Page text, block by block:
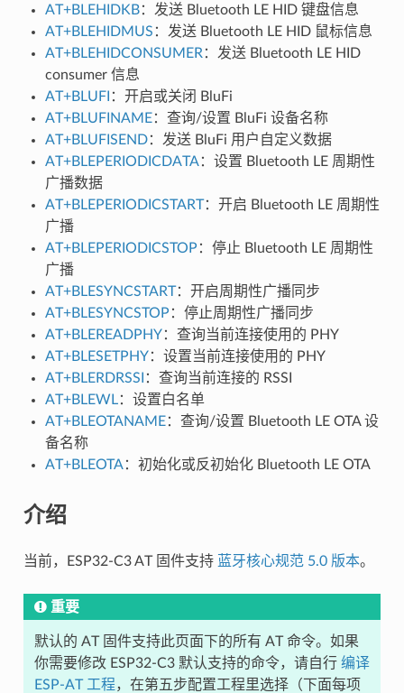
AT+BLEHIDKB：发送 Bluetooth LE HID 键盘信息
AT+BLEHIDMUS ：发送 Bluetooth LE HID 鼠标信息
AT+BLEHIDCONSUMER ：发送 Bluetooth LE HID
consumer 信息
AT+BLUFI ：开启或关闭 BluFi
AT+BLUFINAME：查询/设置 BluFi 设备名称
AT+BLUFISEND：发送 BluFi 用户自定义数据
AT+BLEPERIODICDATA：设置 Bluetooth LE 周期性
广播数据
AT+BLEPERIODICSTART：开启 Bluetooth LE 周期性
广播
AT+BLEPERIODICSTOP ：停止 Bluetooth LE 周期性
广播
AT+BLESYNCSTART：开启周期性广播同步
AT+BLESYNCSTOP ：停止周期性广播同步
AT+BLEREADPHY：查询当前连接使用的 PHY
AT+BLESETPHY：设置当前连接使用的 PHY
AT+BLERDRSSI ：查询当前连接的 RSSI
AT+BLEWL：设置白名单
AT+BLEOTANAME：查询/设置 Bluetooth LE OTA 设
备名称
AT+BLEOTA：初始化或反初始化 Bluetooth LE OTA
介绍
当前，ESP32-C3 AT 固件支持 蓝牙核心规范 5.0 版本。
重要
默认的 AT 固件支持此页面下的所有 AT 命令。如果
你需要修改 ESP32-C3 默认支持的命令，请自行 编译
ESP-AT 工程，在第五步配置工程里选择（下面每项